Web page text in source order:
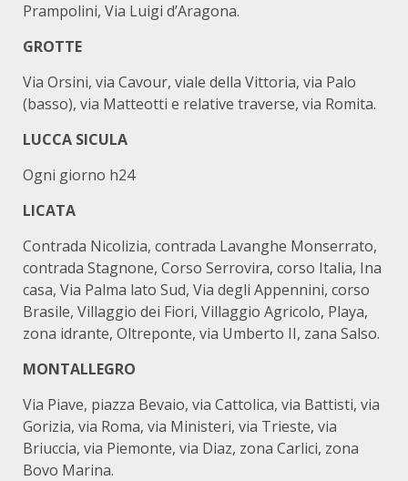
Prampolini, Via Luigi d’Aragona.
GROTTE
Via Orsini, via Cavour, viale della Vittoria, via Palo
(basso), via Matteotti e relative traverse, via Romita.
LUCCA SICULA
Ogni giorno h24
LICATA
Contrada Nicolizia, contrada Lavanghe Monserrato,
contrada Stagnone, Corso Serrovira, corso Italia, Ina
casa, Via Palma lato Sud, Via degli Appennini, corso
Brasile, Villaggio dei Fiori, Villaggio Agricolo, Playa,
zona idrante, Oltreponte, via Umberto II, zana Salso.
MONTALLEGRO
Via Piave, piazza Bevaio, via Cattolica, via Battisti, via
Gorizia, via Roma, via Ministeri, via Trieste, via
Briuccia, via Piemonte, via Diaz, zona Carlici, zona
Bovo Marina.